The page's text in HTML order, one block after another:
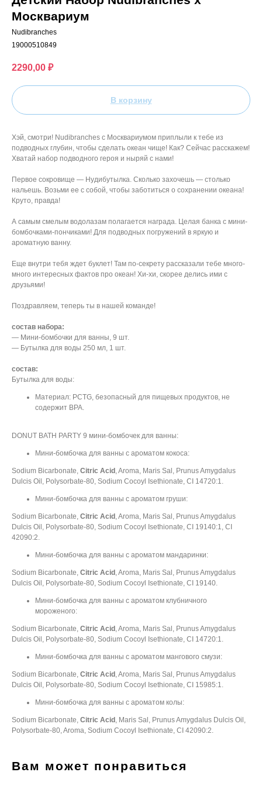
Москвариум
Nudibranches
19000510849
2290,00 ₽
В корзину
Хэй, смотри! Nudibranches с Москвариумом приплыли к тебе из
подводных глубин, чтобы сделать океан чище! Как? Сейчас расскажем!
Хватай набор подводного героя и ныряй с нами!
Первое сокровище — Нудибутылка. Сколько захочешь — столько
нальешь. Возьми ее с собой, чтобы заботиться о сохранении океана!
Круто, правда!
А самым смелым водолазам полагается награда. Целая банка с мини-
бомбочками-пончиками! Для подводных погружений в яркую и
ароматную ванну.
Еще внутри тебя ждет буклет! Там по-секрету рассказали тебе много-
много интересных фактов про океан! Хи-хи, скорее делись ими с
друзьями!
Поздравляем, теперь ты в нашей команде!
состав набора:
— Мини-бомбочки для ванны, 9 шт.
— Бутылка для воды 250 мл, 1 шт.
состав:
Бутылка для воды:
Материал: PCTG, безопасный для пищевых продуктов, не
содержит BPA.
DONUT BATH PARTY 9 мини-бомбочек для ванны:
Мини-бомбочка для ванны с ароматом кокоса:
Sodium Bicarbonate, Citric Acid , Aroma, Maris Sal, Prunus Amygdalus
Dulcis Oil, Polysorbate-80, Sodium Cocoyl Isethionate, CI 14720:1.
Мини-бомбочка для ванны с ароматом груши:
Sodium Bicarbonate, Citric Acid , Aroma, Maris Sal, Prunus Amygdalus
Dulcis Oil, Polysorbate-80, Sodium Cocoyl Isethionate, CI 19140:1, CI
42090:2.
Мини-бомбочка для ванны с ароматом мандаринки:
Sodium Bicarbonate, Citric Acid , Aroma, Maris Sal, Prunus Amygdalus
Dulcis Oil, Polysorbate-80, Sodium Cocoyl Isethionate, CI 19140.
Мини-бомбочка для ванны с ароматом клубничного
мороженого:
Sodium Bicarbonate, Citric Acid , Aroma, Maris Sal, Prunus Amygdalus
Dulcis Oil, Polysorbate-80, Sodium Cocoyl Isethionate, CI 14720:1.
Мини-бомбочка для ванны с ароматом мангового смузи:
Sodium Bicarbonate, Citric Acid , Aroma, Maris Sal, Prunus Amygdalus
Dulcis Oil, Polysorbate-80, Sodium Cocoyl Isethionate, CI 15985:1.
Мини-бомбочка для ванны с ароматом колы:
Sodium Bicarbonate, Citric Acid , Maris Sal, Prunus Amygdalus Dulcis Oil,
Polysorbate-80, Aroma, Sodium Cocoyl Isethionate, CI 42090:2.
Вам может понравиться